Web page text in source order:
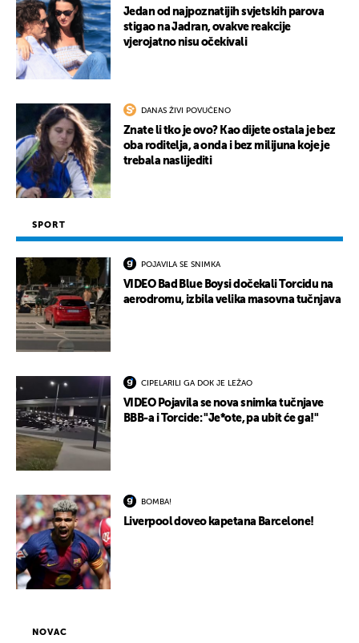
Jedan od najpoznatijih svjetskih parova
stigao na Jadran, ovakve reakcije
vjerojatno nisu očekivali
DANAS ŽIVI POVUČENO
Znate li tko je ovo? Kao dijete ostala je bez
oba roditelja, a onda i bez milijuna koje je
trebala naslijediti
SPORT
POJAVILA SE SNIMKA
VIDEO Bad Blue Boysi dočekali Torcidu na
aerodromu, izbila velika masovna tučnjava
CIPELARILI GA DOK JE LEŽAO
VIDEO Pojavila se nova snimka tučnjave
BBB-a i Torcide: "Je*ote, pa ubit će ga!"
BOMBA!
Liverpool doveo kapetana Barcelone!
NOVAC